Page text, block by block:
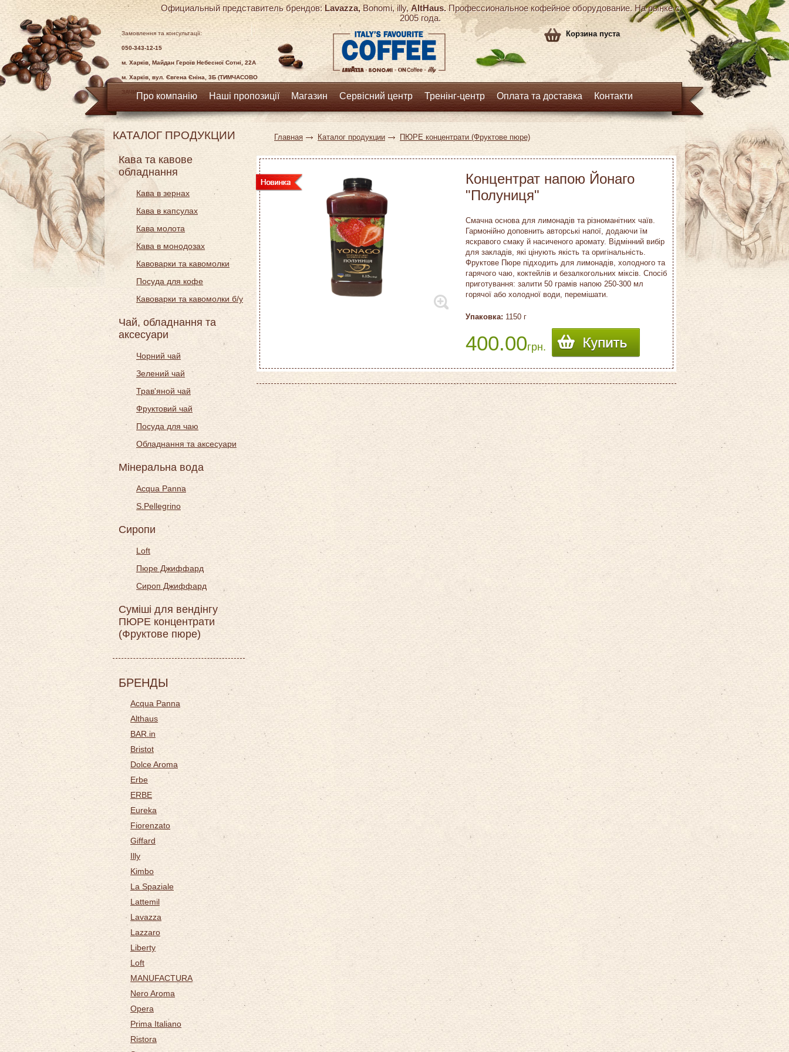
Официальный представитель брендов:Lavazza,Bonomi, illy,AltHaus.Профессиональное кофейное оборудование. На рынке с
2005 года.
Замовлення та консультації:
050-343-12-15
м. Харків, Майдан Героїв Небесної Сотні, 22А
м. Харків, вул. Євгена Єніна, 3Б (ТИМЧАСОВО
ЗАЧИНЕНО)
Корзина пуста
Про компанію Наші пропозиції Магазин Сервісний центр Тренінг-центр Оплата та доставка Контакти
КАТАЛОГ ПРОДУКЦИИ
Кава та кавове
обладнання
Кава в зернах
Кава в капсулах
Кава молота
Кава в монодозах
Кавоварки та кавомолки
Посуда для кофе
Кавоварки та кавомолки б/у
Чай, обладнання та
аксесуари
Чорний чай
Зелений чай
Трав'яной чай
Фруктовий чай
Посуда для чаю
Обладнання та аксесуари
Мінеральна вода
Acqua Panna
S.Pellegrino
Сиропи
Loft
Пюре Джиффард
Сироп Джиффард
Суміші для вендінгу
ПЮРЕ концентрати
(Фруктове пюре)
БРЕНДЫ
Acqua Panna
Althaus
BAR.in
Bristot
Dolce Aroma
Erbe
ERBE
Eureka
Fiorenzato
Giffard
Illy
Kimbo
La Spaziale
Lattemil
Lavazza
Lazzaro
Liberty
Loft
MANUFACTURA
Nero Aroma
Opera
Prima Italiano
Ristora
Главная Каталог продукции ПЮРЕ концентрати (Фруктове пюре)
Концентрат напою Йонаго
"Полуниця"
Смачна основа для лимонадів та різноманітних чаїв.
Гармонійно доповнить авторські напої, додаючи їм
яскравого смаку й насиченого аромату. Відмінний вибір
для закладів, які цінують якість та оригінальність.
Фруктове Пюре підходить для лимонадів, холодного та
гарячого чаю, коктейлів и безалкогольних міксів. Спосіб
приготування: залити 50 грамів напою 250-300 мл
горячої або холодної води, перемішати.
Упаковка: 1150 г
400.00грн.